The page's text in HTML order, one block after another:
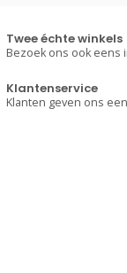
Twee échte winkels
Bezoek ons ook eens
Klantenservice
Klanten geven ons